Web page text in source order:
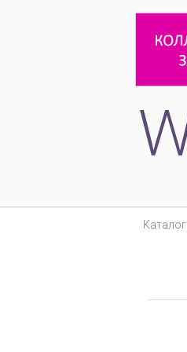
Каталог